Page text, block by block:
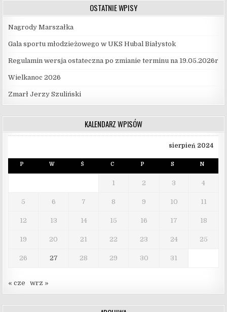
OSTATNIE WPISY
Nagrody Marszałka
Gala sportu młodzieżowego w UKS Hubal Białystok
Regulamin wersja ostateczna po zmianie terminu na 19.05.2026r
Wielkanoc 2026
Zmarł Jerzy Szuliński
KALENDARZ WPISÓW
sierpień 2024
P W Ś C P S N
1 2 3 4
5 6 7 8 9 10 11
12 13 14 15 16 17 18
19 20 21 22 23 24 25
26 27 28 29 30 31
« cze wrz »